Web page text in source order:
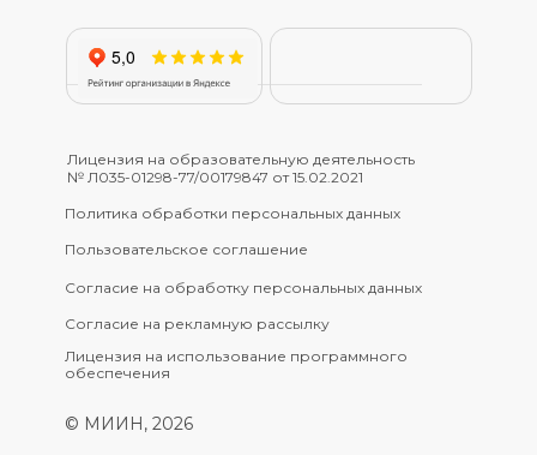
Лицензия на образовательную деятельность
№ Л035-01298-77/00179847 от 15.02.2021
© МИИН, 2026
Политика обработки персональных данных
Пользовательское соглашение
Согласие на обработку персональных данных
Согласие на рекламную рассылку
Лицензия на использование программного
обеспечения